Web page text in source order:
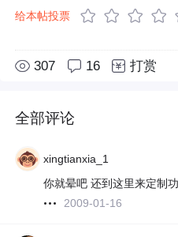
给本帖投票
307 16 打赏
全部评论
xingtianxia_1
你就晕吧 还到这里来定制
2009-01-16